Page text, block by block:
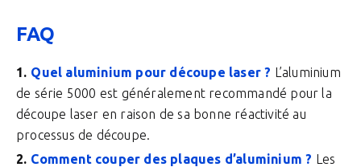
FAQ
Quel aluminium pour découpe laser ? L’aluminium
de série 5000 est généralement recommandé pour la
découpe laser en raison de sa bonne réactivité au
processus de découpe.
Comment couper des plaques d’aluminium ? Les